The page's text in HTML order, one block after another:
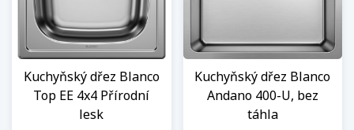
Kuchyňský dřez Blanco
Top EE 4x4 Přírodní
lesk
Kuchyňský dřez Blanco
Andano 400-U, bez
táhla